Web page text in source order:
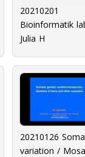
20210201
Bioinformatik
Julia H
20210126
variation /